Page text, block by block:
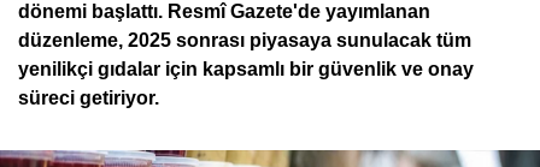
dönemi başlattı. Resmî Gazete'de yayımlanan
düzenleme, 2025 sonrası piyasaya sunulacak tüm
yenilikçi gıdalar için kapsamlı bir güvenlik ve onay
süreci getiriyor.